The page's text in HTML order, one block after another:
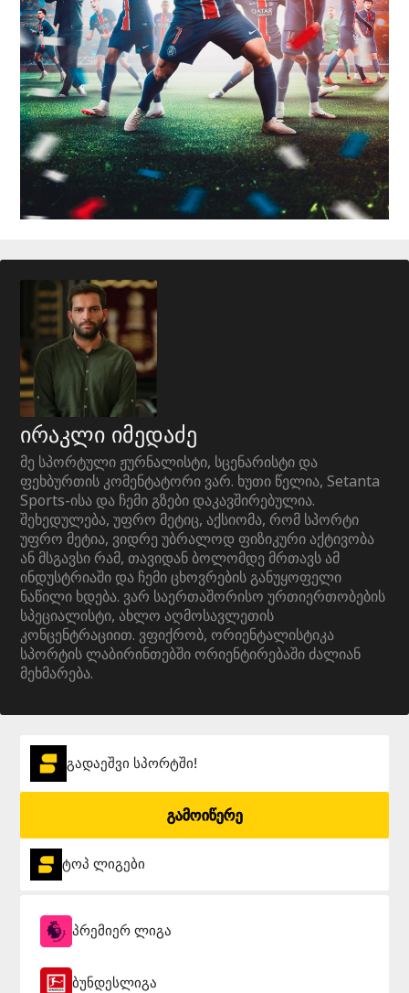
ირაკლი იმედაძე
მე სპორტული ჟურნალისტი, სცენარისტი და
ფეხბურთის კომენტატორი ვარ. ხუთი წელია, Setanta
Sports-ისა და ჩემი გზები დაკავშირებულია.
შეხედულება, უფრო მეტიც, აქსიომა, რომ სპორტი
უფრო მეტია, ვიდრე უბრალოდ ფიზიკური აქტივობა
ან მსგავსი რამ, თავიდან ბოლომდე მრთავს ამ
ინდუსტრიაში და ჩემი ცხოვრების განუყოფელი
ნაწილი ხდება. ვარ საერთაშორისო ურთიერთობების
სპეციალისტი, ახლო აღმოსავლეთის
კონცენტრაციით. ვფიქრობ, ორიენტალისტიკა
სპორტის ლაბირინთებში ორიენტირებაში ძალიან
მეხმარება.
გადაეშვი სპორტში!
გამოიწერე
ტოპ ლიგები
პრემიერ ლიგა
ბუნდესლიგა